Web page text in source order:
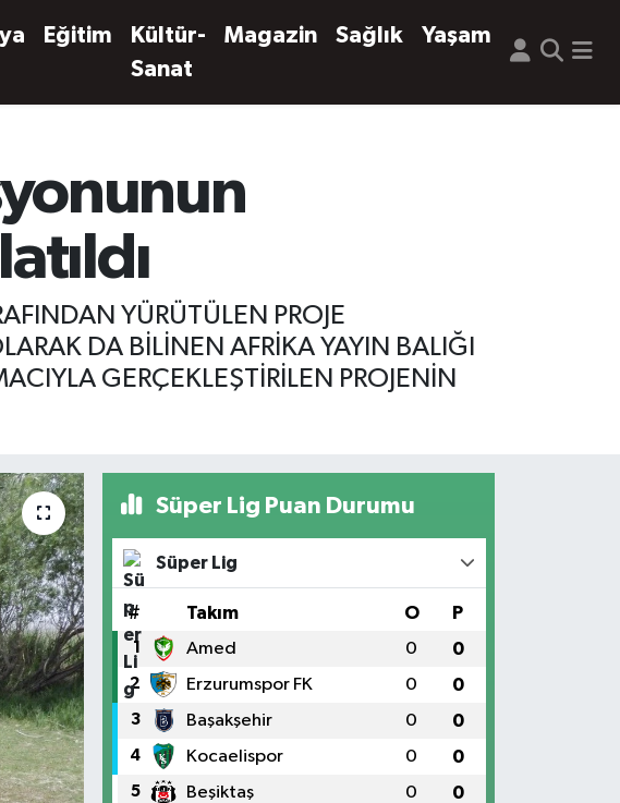
Eğitim
Kültür-
Sanat
Magazin Sağlık Yaşam
YÜRÜTÜLEN PROJE
DA BİLİNEN AFRİKA YAYIN BALIĞI
GERÇEKLEŞTİRİLEN PROJENİN
Süper Lig Puan Durumu
Süper Lig
# Takım O P
1 Amed 0 0
2 Erzurumspor FK 0 0
3 Başakşehir 0 0
4 Kocaelispor 0 0
5 Beşiktaş 0 0